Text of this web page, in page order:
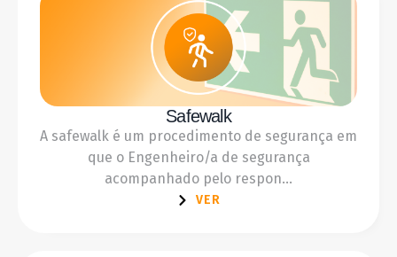
Safewalk
A safewalk é um procedimento de segurança em
que o Engenheiro/a de segurança
acompanhado pelo respon...
VER